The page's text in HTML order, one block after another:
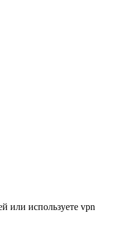
или используете vpn